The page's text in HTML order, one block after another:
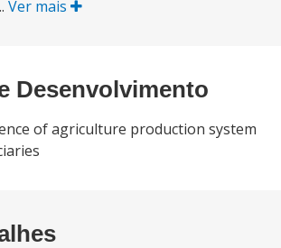
Ver mais
Desenvolvimento
of agriculture production system